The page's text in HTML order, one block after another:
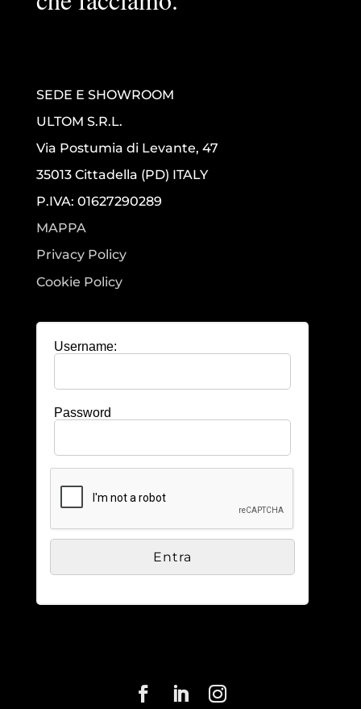
SEDE E SHOWROOM
ULTOM S.R.L.
Via Postumia di Levante, 47
35013 Cittadella (PD) ITALY
P.IVA: 01627290289
MAPPA
Privacy Policy
Cookie Policy
Username:
Password